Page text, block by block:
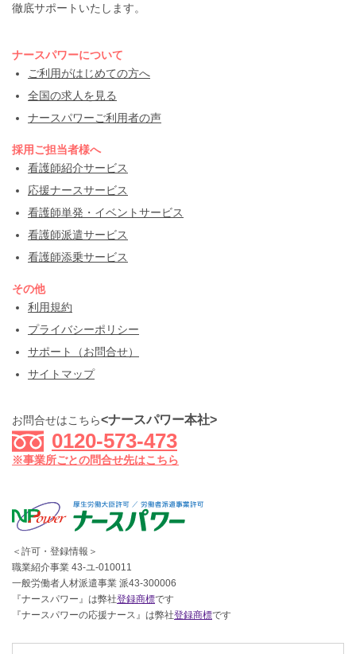
徹底サポートいたします。
ナースパワーについて
ご利用がはじめての方へ
全国の求人を見る
ナースパワーご利用者の声
採用ご担当者様へ
看護師紹介サービス
応援ナースサービス
看護師単発・イベントサービス
看護師派遣サービス
看護師添乗サービス
その他
利用規約
プライバシーポリシー
サポート（お問合せ）
サイトマップ
お問合せはこちら<ナースパワー本社>
0120-573-473
※事業所ごとの問合せ先はこちら
＜許可・登録情報＞
職業紹介事業 43-ユ-010011
一般労働者人材派遣事業 派43-300006
『ナースパワー』は弊社登録商標です
『ナースパワーの応援ナース』は弊社登録商標です